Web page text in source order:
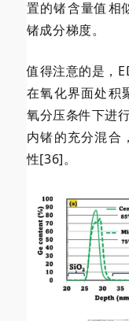
置的锗含量值相
锗成分梯度。
值得注意的是，
在氧化界面处积
氧分压条件下进
内锗的充分混合
性[36]。